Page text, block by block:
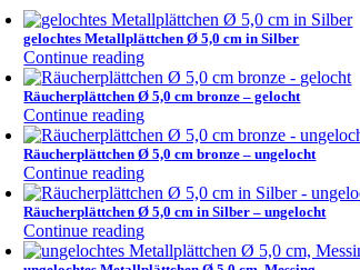
gelochtes Metallplättchen Ø 5,0 cm in Silber
Continue reading
Räucherplättchen Ø 5,0 cm bronze – gelocht
Continue reading
Räucherplättchen Ø 5,0 cm bronze – ungelocht
Continue reading
Räucherplättchen Ø 5,0 cm in Silber – ungelocht
Continue reading